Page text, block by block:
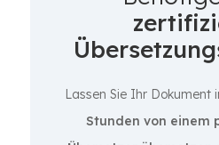
Lassen Sie Ihr Dokument
Stunden von einem